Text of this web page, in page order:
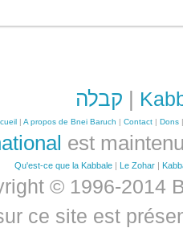
קבלה |
|A propos de Bnei Baruch |Contact |Dons
est
Qu'est-ce que la Kabbale | Le Zohar |
© 1996-2014
ce site est